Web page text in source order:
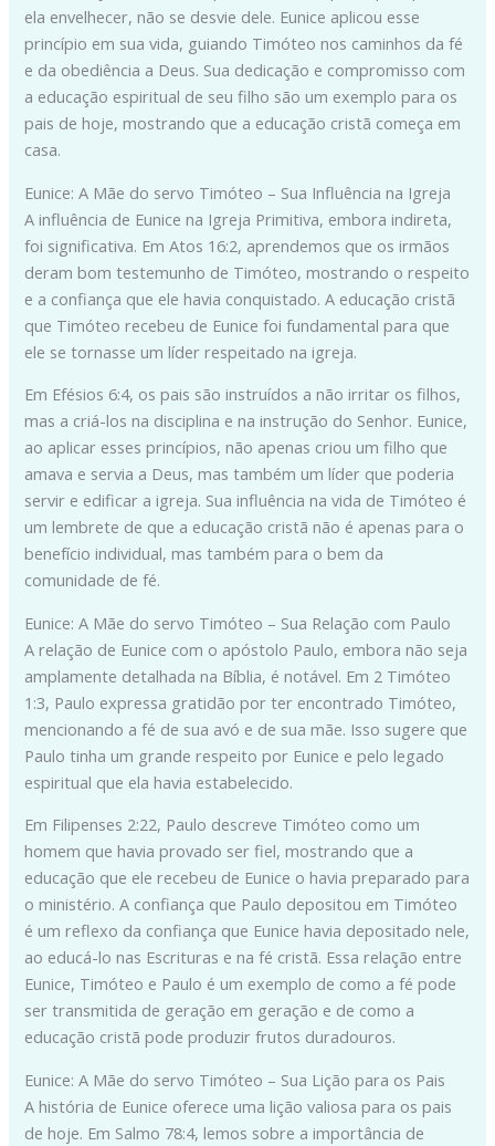
ela envelhecer, não se desvie dele. Eunice aplicou esse
princípio em sua vida, guiando Timóteo nos caminhos da fé
e da obediência a Deus. Sua dedicação e compromisso com
a educação espiritual de seu filho são um exemplo para os
pais de hoje, mostrando que a educação cristã começa em
casa.
Eunice: A Mãe do servo Timóteo – Sua Influência na Igreja
A influência de Eunice na Igreja Primitiva, embora indireta,
foi significativa. Em Atos 16:2, aprendemos que os irmãos
deram bom testemunho de Timóteo, mostrando o respeito
e a confiança que ele havia conquistado. A educação cristã
que Timóteo recebeu de Eunice foi fundamental para que
ele se tornasse um líder respeitado na igreja.
Em Efésios 6:4, os pais são instruídos a não irritar os filhos,
mas a criá-los na disciplina e na instrução do Senhor. Eunice,
ao aplicar esses princípios, não apenas criou um filho que
amava e servia a Deus, mas também um líder que poderia
servir e edificar a igreja. Sua influência na vida de Timóteo é
um lembrete de que a educação cristã não é apenas para o
benefício individual, mas também para o bem da
comunidade de fé.
Eunice: A Mãe do servo Timóteo – Sua Relação com Paulo
A relação de Eunice com o apóstolo Paulo, embora não seja
amplamente detalhada na Bíblia, é notável. Em 2 Timóteo
1:3, Paulo expressa gratidão por ter encontrado Timóteo,
mencionando a fé de sua avó e de sua mãe. Isso sugere que
Paulo tinha um grande respeito por Eunice e pelo legado
espiritual que ela havia estabelecido.
Em Filipenses 2:22, Paulo descreve Timóteo como um
homem que havia provado ser fiel, mostrando que a
educação que ele recebeu de Eunice o havia preparado para
o ministério. A confiança que Paulo depositou em Timóteo
é um reflexo da confiança que Eunice havia depositado nele,
ao educá-lo nas Escrituras e na fé cristã. Essa relação entre
Eunice, Timóteo e Paulo é um exemplo de como a fé pode
ser transmitida de geração em geração e de como a
educação cristã pode produzir frutos duradouros.
Eunice: A Mãe do servo Timóteo – Sua Lição para os Pais
A história de Eunice oferece uma lição valiosa para os pais
de hoje. Em Salmo 78:4, lemos sobre a importância de